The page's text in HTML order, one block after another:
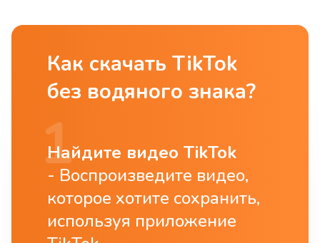
Как скачать TikTok
без водяного знака?
Найдите видео TikTok
Воспроизведите видео,
которое хотите сохранить,
используя приложение